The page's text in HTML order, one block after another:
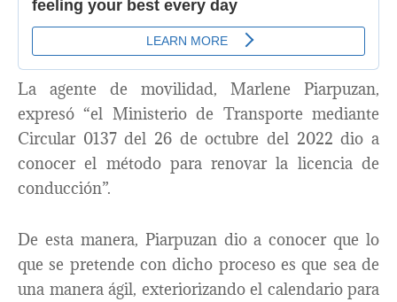
La agente de movilidad, Marlene Piarpuzan,
expresó “el Ministerio de Transporte mediante
Circular 0137 del 26 de octubre del 2022 dio a
conocer el método para renovar la licencia de
conducción”.
De esta manera, Piarpuzan dio a conocer que lo
que se pretende con dicho proceso es que sea de
una manera ágil, exteriorizando el calendario para